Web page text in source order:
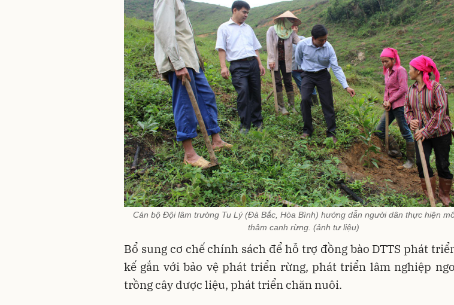
Cán bộ Đội lâm trường Tu Lý (Đà Bắc, Hòa Bình) hướng dẫn người dân thực hiện
thâm canh rừng. (ảnh tư liệu)
Bổ sung cơ chế chính sách để hỗ trợ đồng bào DTTS phát
kế gắn với bảo vệ phát triển rừng, phát triển lâm nghiệp
trồng cây dược liệu, phát triển chăn nuôi.